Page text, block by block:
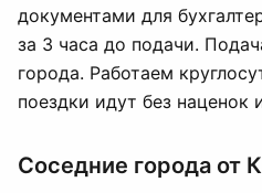
документами для
за 3 часа до подачи.
города. Работаем
поездки идут без наценок
Соседние города от